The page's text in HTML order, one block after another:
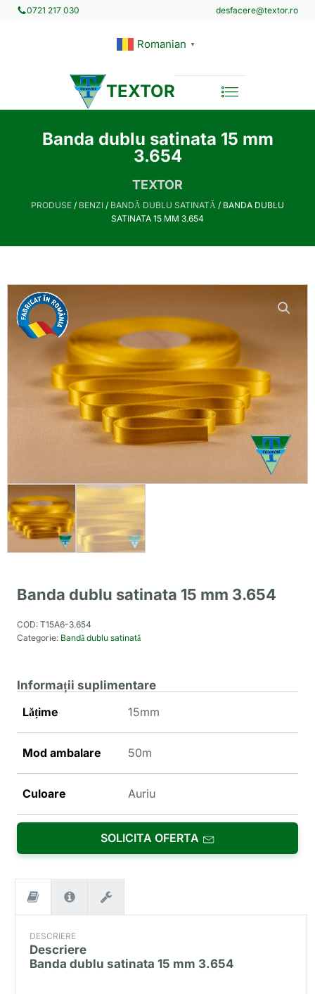
0721 217 030 desfacere@textor.ro
Romanian ▼
TEXTOR
Banda dublu satinata 15 mm
3.654
TEXTOR
PRODUSE / BENZI / BANDĂ DUBLU SATINATĂ / BANDA DUBLU
SATINATA 15 MM 3.654
Banda dublu satinata 15 mm 3.654
COD: T15A6-3.654
Categorie: Bandă dublu satinată
Informații suplimentare
Lățime
15mm
Mod ambalare 50m
Culoare Auriu
SOLICITA OFERTA
DESCRIERE
Descriere
Banda dublu satinata 15 mm 3.654